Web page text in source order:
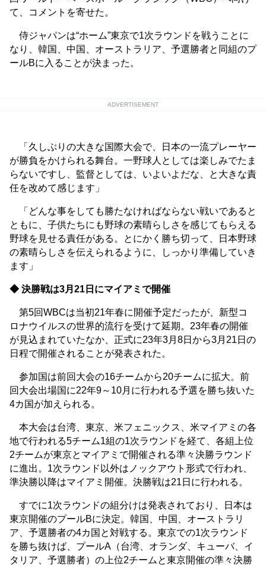
て、コメントを寄せた。
侍ジャパンは“ホーム”東京で1次ラウンドを戦うことに
なり、韓国、中国、オーストラリア、予選勝者と同組のプ
ールBに入ることが決まった。
ADVERTISEMENT
「久しぶりの大きな国際大会で、日本の一流プレーヤー
が勝負をかけられる舞台。一野球人としては楽しみでたま
らないですし、監督としては、いよいよだな、と大きな責
任を改めて感じます」
「どんな事をしても勝たなければならない戦いであると
ともに、子供たちにも野球の素晴らしさを感じてもらえる
野球を見せる責任がある。とにかく勝ち切って、日本野球
の素晴らしさを伝えられるように、しっかり準備していき
ます」
◆ 決勝戦は3月21日にマイアミで開催
第5回WBCは当初21年春に開催予定だったが、新型コ
ロナウイルスの世界的流行を受けて延期。23年春の開催
が見込まれていたなか、正式に23年3月8日から3月21日の
日程で開催されることが発表された。
参加国は前回大会の16チームから20チームに拡大。前
回大会出場国に22年9～10月に行われる予選を勝ち抜いた
4カ国が加えられる。
本大会は台湾、東京、米フェニックス、米マイアミの各
地で行われる5チーム1組の1次ラウンドを経て、各組上位
2チームが東京とマイアミで開催される準々決勝ラウンド
に進出。1次ラウンド以外はノックアウト形式で行われ、
準決勝以降はマイアミ開催。決勝戦は21日に行われる。
すでに1次ラウンドの組分けは発表されており、日本は
東京開催のプールBに決定。韓国、中国、オーストラリ
ア、予選勝者の4カ国と対戦する。東京での1次ラウンド
を勝ち抜けば、プールA（台湾、オランダ、キューバ、イ
タリア、予選勝者）の上位2チームと東京開催の準々決勝